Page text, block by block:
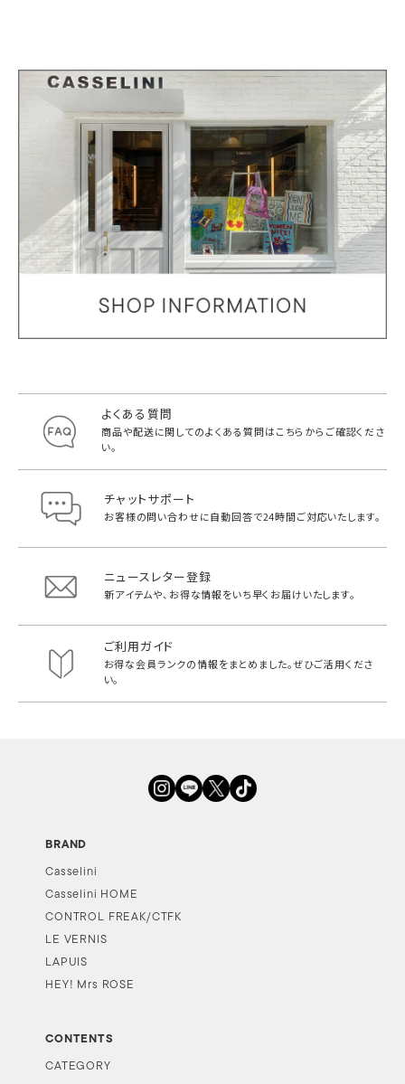
よくある質問
商品や配送に関してのよくある質問はこちらからご確認くださ
い。
チャットサポート
お客様の問い合わせに自動回答で24時間ご対応いたします。
ニュースレター登録
新アイテムや、お得な情報をいち早く お届けいたします。
ご利用ガイド
お得な会員ランクの情報をまとめました。ぜひご活用くださ
い。
BRAND
Casselini
Casselini HOME
CONTROL FREAK/CTFK
LE VERNIS
LAPUIS
HEY! Mrs ROSE
CONTENTS
CATEGORY